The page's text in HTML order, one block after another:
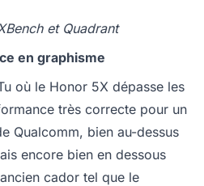
et Quadrant
en graphisme
où le Honor 5X dépasse les
très correcte pour un
Qualcomm, bien au-dessus
encore bien en dessous
cador tel que le